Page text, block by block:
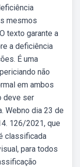
mesmos
texto garante a
a deficiência
É uma
não
em ambos
deve ser
Webno dia 23 de
126/2021, que
classificada
para todos